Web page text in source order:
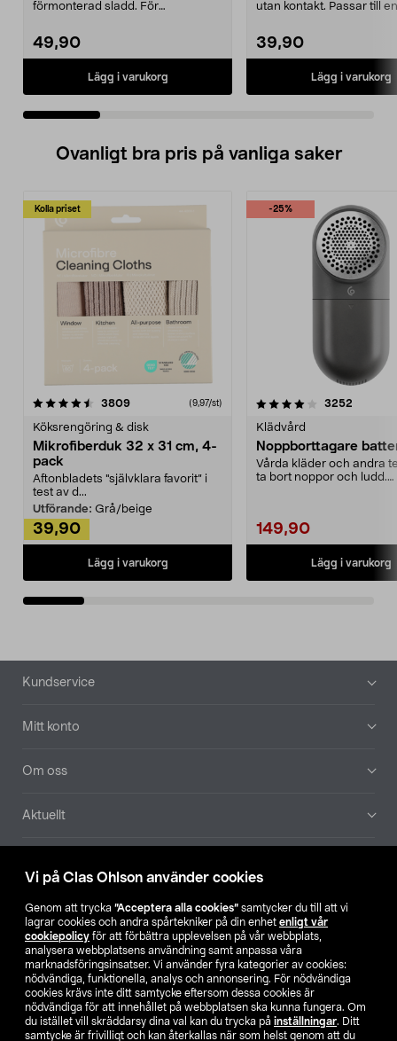
Vi på Clas Ohlson använder cookies
Genom att trycka ”Acceptera alla cookies” samtycker du till att vi
lagrar cookies och andra spårtekniker på din enhet enligt vår
cookiepolicy för att förbättra upplevelsen på vår webbplats,
analysera webbplatsens användning samt anpassa våra
marknadsföringsinsatser. Vi använder fyra kategorier av cookies:
nödvändiga, funktionella, analys och annonsering. För nödvändiga
cookies krävs inte ditt samtycke eftersom dessa cookies är
nödvändiga för att innehållet på webbplatsen ska kunna fungera. Om
du istället vill skräddarsy dina val kan du trycka på inställningar. Ditt
samtycke är frivilligt och kan återkallas när som helst genom att du
förmonterad sladd. För
49,90
Lägg i varukorg
utan kontakt. Passar till
39,90
Lägg i varukorg
Ovanligt bra pris på vanliga saker
Kolla priset
3809recensioner (9,97/st)
Köksrengöring & disk
Mikrofiberduk 32 x 31 cm, 4-
pack
Aftonbladets "självklara favorit” i
test av d...
Utförande: Grå/beige
39,90
Lägg i varukorg
-25%
4.0av 5 stjärnor 3252
Klädvård
Noppborttagare
Vårda kläder och andra
ta bort noppor och ludd.
149,90
Lägg i varukorg
4.5av 5 stjärnor
Sidfot
Kundservice
Mitt konto
Om oss
Aktuellt
Hitta butik
SE NO FI